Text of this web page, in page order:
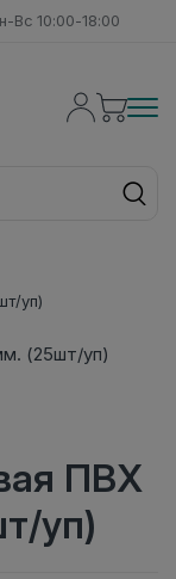
Вс 10:00-18:00
уп)
ПВХ
уп)